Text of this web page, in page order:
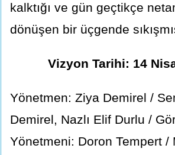
kalktığı ve gün geçtikçe
dönüşen bir üçgende
Vizyon Tarihi: 14
Yönetmen: Ziya Demirel /
Demirel, Nazlı Elif Durlu /
Yönetmeni: Doron Tempert /